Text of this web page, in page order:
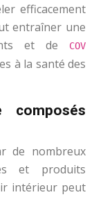
efficacement
entraîner une
et de
COV
à la santé des
composés
de nombreux
et produits
intérieur peut